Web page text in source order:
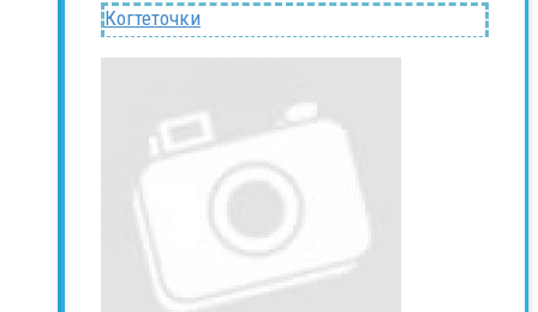
Когтеточки